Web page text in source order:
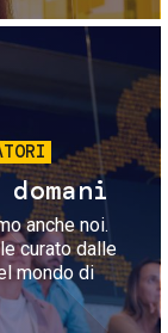
anche noi.
curato dalle
mondo di